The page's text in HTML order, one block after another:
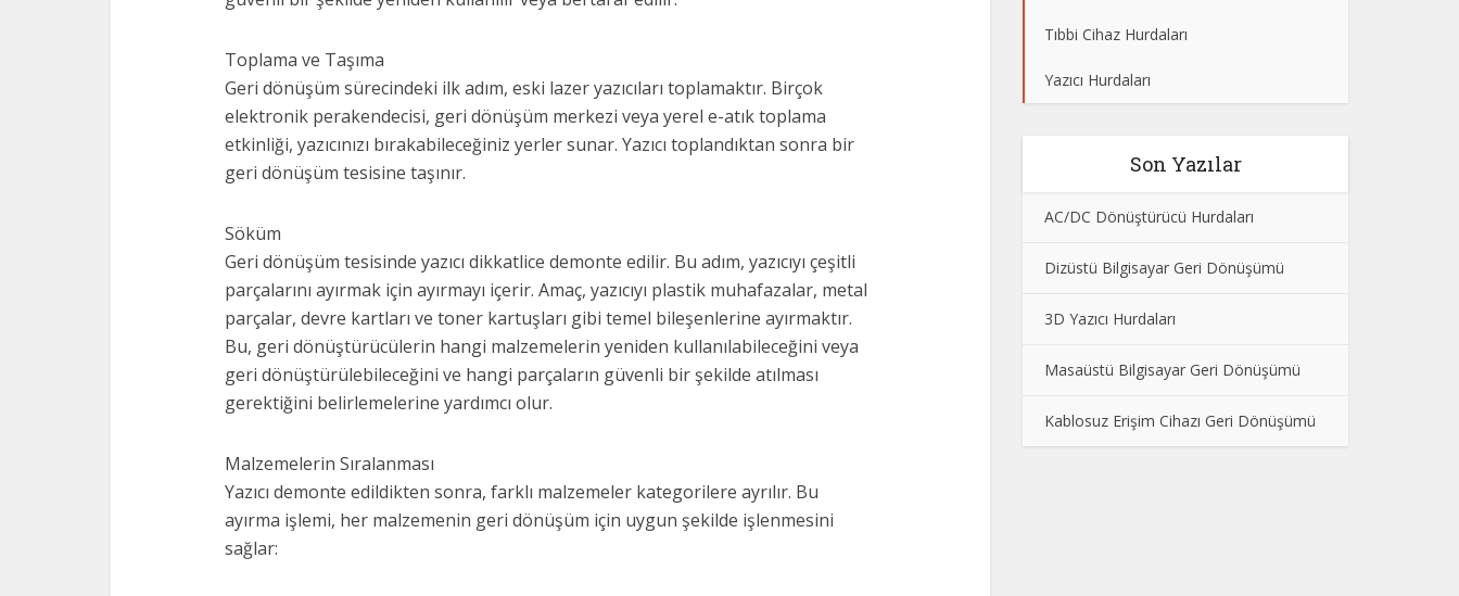
Toplama ve Taşıma
Geri dönüşüm sürecindeki ilk adım, eski lazer yazıcıları toplamaktır. Birçok
elektronik perakendecisi, geri dönüşüm merkezi veya yerel e-atık toplama
etkinliği, yazıcınızı bırakabileceğiniz yerler sunar. Yazıcı toplandıktan sonra bir
geri dönüşüm tesisine taşınır.
Söküm
Geri dönüşüm tesisinde yazıcı dikkatlice demonte edilir. Bu adım, yazıcıyı çeşitli
parçalarını ayırmak için ayırmayı içerir. Amaç, yazıcıyı plastik muhafazalar, metal
parçalar, devre kartları ve toner kartuşları gibi temel bileşenlerine ayırmaktır.
Bu, geri dönüştürücülerin hangi malzemelerin yeniden kullanılabileceğini veya
geri dönüştürülebileceğini ve hangi parçaların güvenli bir şekilde atılması
gerektiğini belirlemelerine yardımcı olur.
Malzemelerin Sıralanması
Yazıcı demonte edildikten sonra, farklı malzemeler kategorilere ayrılır. Bu
ayırma işlemi, her malzemenin geri dönüşüm için uygun şekilde işlenmesini
sağlar:
Tıbbi Cihaz Hurdaları
Yazıcı Hurdaları
Son Yazılar
AC/DC Dönüştürücü Hurdaları
Dizüstü Bilgisayar Geri Dönüşümü
3D Yazıcı Hurdaları
Masaüstü Bilgisayar Geri Dönüşümü
Kablosuz Erişim Cihazı Geri Dönüşümü